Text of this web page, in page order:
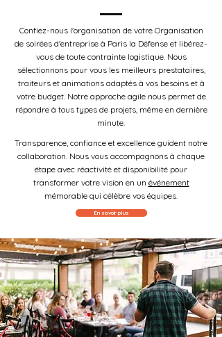
Confiez-nous l'organisation de votre Organisation
de soirées d'entreprise à Paris la Défense et libérez-
vous de toute contrainte logistique. Nous
sélectionnons pour vous les meilleurs prestataires,
traiteurs et animations adaptés à vos besoins et à
votre budget. Notre approche agile nous permet de
répondre à tous types de projets, même en dernière
minute.
Transparence, confiance et excellence guident notre
collaboration. Nous vous accompagnons à chaque
étape avec réactivité et disponibilité pour
transformer votre vision en un événement
mémorable qui célèbre vos équipes.
En savoir plus